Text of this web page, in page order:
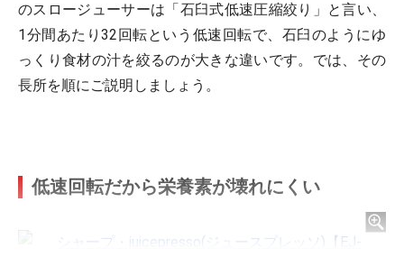
のスロージューサーは「石臼式低速圧縮絞り」と言い、
1分間あたり32回転という低速回転で、石臼のようにゆ
っくり食材の汁を絞るのが大きな違いです。では、その
長所を順にご説明しましょう。
低速回転だから栄養素が壊れにくい